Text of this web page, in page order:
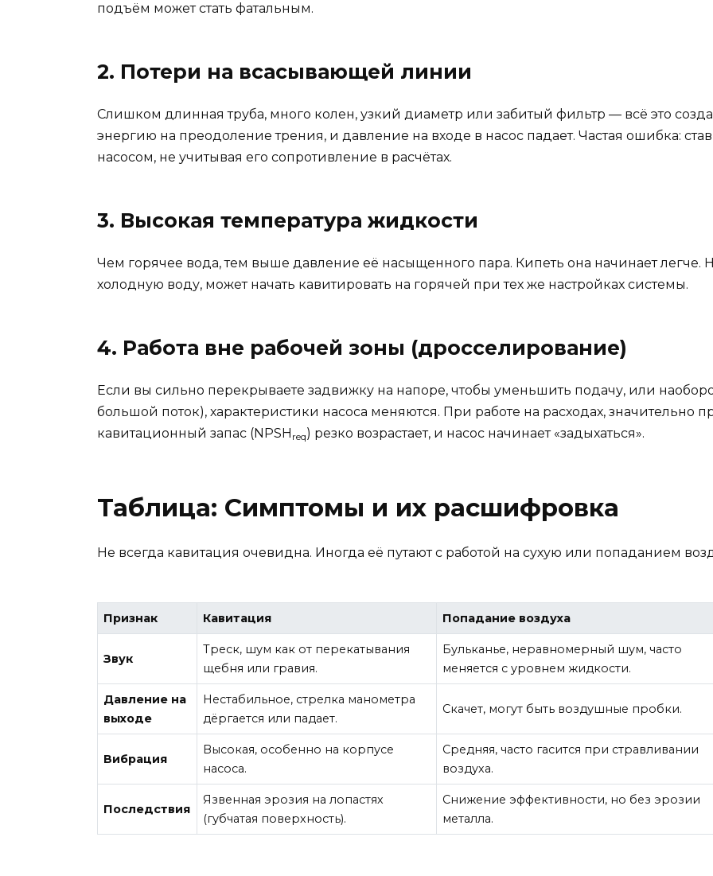
подъём может стать фатальным.
2. Потери на всасывающей линии
Слишком длинная труба, много колен, узкий диаметр или забитый фильтр — всё это
энергию на преодоление трения, и давление на входе в насос падает. Частая ошибка:
насосом, не учитывая его сопротивление в расчётах.
3. Высокая температура жидкости
Чем горячее вода, тем выше давление её насыщенного пара. Кипеть она начинает легче.
холодную воду, может начать кавитировать на горячей при тех же настройках системы.
4. Работа вне рабочей зоны (дросселирование)
Если вы сильно перекрываете задвижку на напоре, чтобы уменьшить подачу, или
большой поток), характеристики насоса меняются. При работе на расходах,
кавитационный запас (NPSH req) резко возрастает, и насос начинает «задыхаться».
Таблица: Симптомы и их расшифровка
Не всегда кавитация очевидна. Иногда её путают с работой на сухую или попаданием
Признак Кавитация Попадание воздуха
Звук
Треск, шум как от перекатывания
щебня или гравия.
Бульканье, неравномерный шум, часто
меняется с уровнем жидкости.
Давление на
выходе
Нестабильное, стрелка манометра
дёргается или падает.
Скачет, могут быть воздушные пробки.
Вибрация
Высокая, особенно на корпусе
насоса.
Средняя, часто гасится при стравливании
воздуха.
Последствия
Язвенная эрозия на лопастях
(губчатая поверхность).
Снижение эффективности, но без эрозии
металла.